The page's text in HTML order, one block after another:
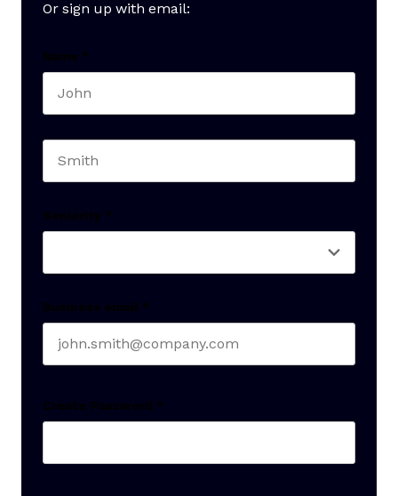
Or sign up with email:
Name *
Seniority *
Business email *
Create Password *